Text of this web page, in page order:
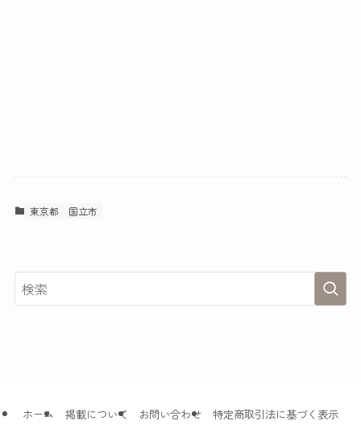
東京都 国立市
ホーム 掲載について お問い合わせ 特定商取引法に基づく表示